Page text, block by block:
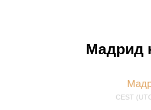
Мадрид
CEST